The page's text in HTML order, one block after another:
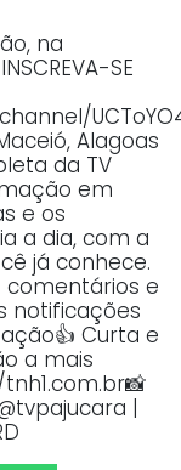
na
SE
Alagoas
da TV
em
e os
a dia, com a
já conhece.
comentários e
notificações
Curta e
a mais
|